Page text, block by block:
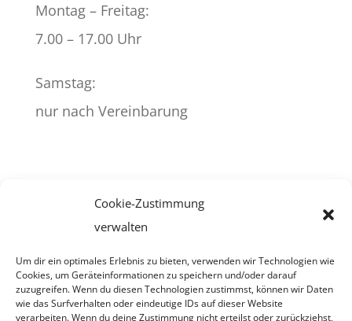
Cookie-Zustimmung
verwalten
Um dir ein optimales Erlebnis zu bieten, verwenden wir Technologien wie
Cookies, um Geräteinformationen zu speichern und/oder darauf
zuzugreifen. Wenn du diesen Technologien zustimmst, können wir Daten
wie das Surfverhalten oder eindeutige IDs auf dieser Website
verarbeiten. Wenn du deine Zustimmung nicht erteilst oder zurückziehst,
Montag – Freitag:
7.00 – 17.00 Uhr
Samstag:
nur nach Vereinbarung
Impressum
Datenschutzerklärung